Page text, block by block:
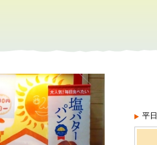
平日